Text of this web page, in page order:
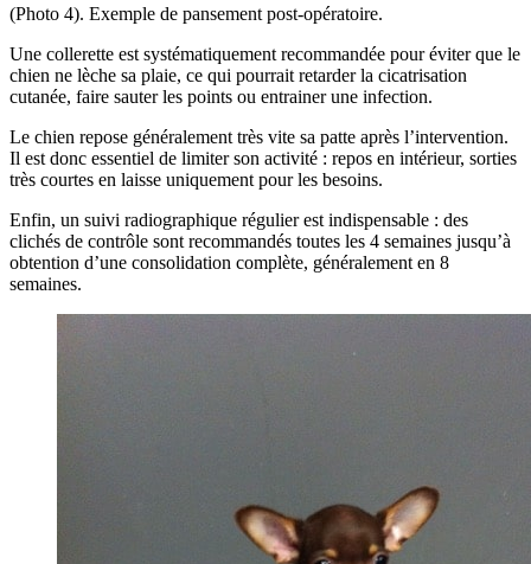
(Photo 4). Exemple de pansement post-opératoire.
Une collerette est systématiquement recommandée pour éviter que le
chien ne lèche sa plaie, ce qui pourrait retarder la cicatrisation
cutanée, faire sauter les points ou entrainer une infection.
Le chien repose généralement très vite sa patte après l’intervention.
Il est donc essentiel de limiter son activité : repos en intérieur, sorties
très courtes en laisse uniquement pour les besoins.
Enfin, un suivi radiographique régulier est indispensable : des
clichés de contrôle sont recommandés toutes les 4 semaines jusqu’à
obtention d’une consolidation complète, généralement en 8
semaines.